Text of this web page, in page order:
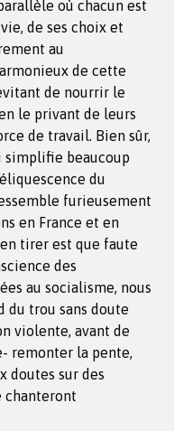
où chacun est
de ses choix et
au
de cette
de nourrir le
le privant de leurs
de travail. Bien sûr,
simplifie beaucoup
du
furieusement
en France et en
tirer est que faute
des
au socialisme, nous
du trou sans doute
violente, avant de
remonter la pente,
doutes sur des
chanteront